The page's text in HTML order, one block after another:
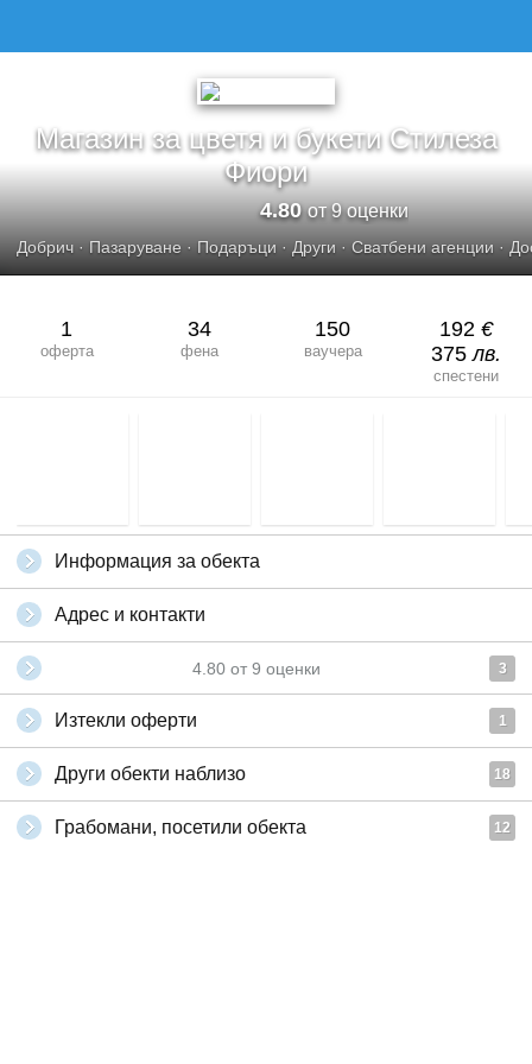
Магазин за цветя и букети Стилеза
Фиори
4.80от 9 оценки
Добрич· Пазаруване · Подаръци · Други · Сватбени агенции ·
1
оферта
34
фена
150
ваучера
192 €
375лв.
спестени
Информация за обекта
Адрес и контакти
4.80 от 9 оценки 3
Изтекли оферти 1
Други обекти наблизо 18
Грабомани, посетили обекта 12